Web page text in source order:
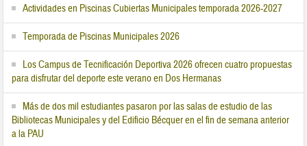
Actividades en Piscinas Cubiertas Municipales temporada 2026-2027
Temporada de Piscinas Municipales 2026
Los Campus de Tecnificación Deportiva 2026 ofrecen cuatro propuestas
para disfrutar del deporte este verano en Dos Hermanas
Más de dos mil estudiantes pasaron por las salas de estudio de las
Bibliotecas Municipales y del Edificio Bécquer en el fin de semana anterior
a la PAU